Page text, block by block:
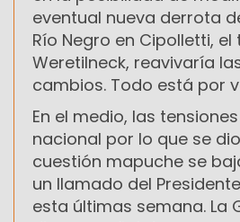
eventual nueva derrota
Río Negro en Cipolletti,
Weretilneck, reavivaría
cambios. Todo está por
En el medio, las
nacional por lo que se
cuestión mapuche se
un llamado del
esta últimas semana. La